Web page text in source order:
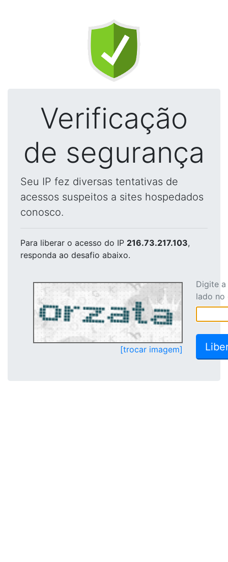
Verificação
de segurança
Seu IP fez diversas tentativas de
acessos suspeitos a sites hospedados
conosco.
Para liberar o acesso do IP 216.73.217.103,
responda ao desafio abaixo.
[trocar imagem]
Digite
lado no